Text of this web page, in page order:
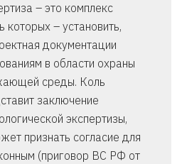
– это комплекс
которых – установить,
документации
в области охраны
среды. Коль
заключение
экспертизы,
признать согласие для
(приговор ВС РФ от